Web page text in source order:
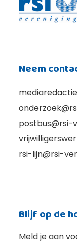
Neem
postbus@rsi-
rsi-lijn@rsi-
Blijf op de
Meld je aan